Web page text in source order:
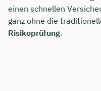
einen schnellen
ganz ohne die
Risikoprüfung.